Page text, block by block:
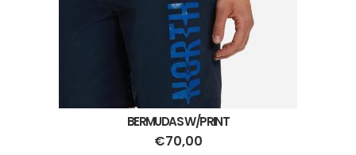
BERMUDAS W/PRINT
€70,00